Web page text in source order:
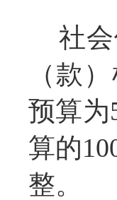
社
（款
预算为
算的
整。